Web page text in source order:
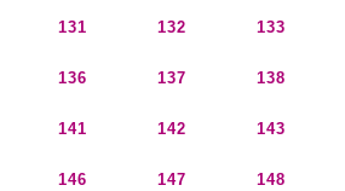
131 132 133
136 137 138
141 142 143
146 147 148